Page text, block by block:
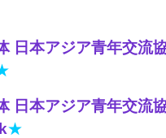
日本アジア青年交流
日本アジア青年交流
★